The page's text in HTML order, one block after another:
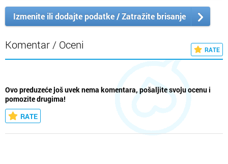
Izmenite ili dodajte podatke / Zatražite brisanje
Komentar / Oceni RATE
Ovo preduzeće još uvek nema komentara, pošaljite svoju ocenu i
pomozite drugima!
RATE